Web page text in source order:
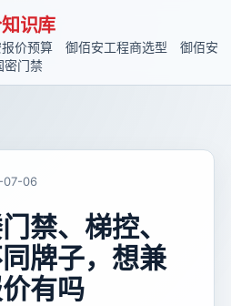
识库
价预算 御佰安工程商选型
御佰安
密门禁
07-06
禁、梯控、
牌子，想兼
有吗